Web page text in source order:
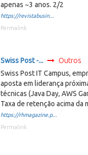
apenas ~3 anos. 2/2
https://revistabusin...
Permalink
Swiss Post -...
Outros
Swiss Post IT Campus,
aposta em liderança
técnicas (Java Day, AWS
Taxa de retenção acima da
https://rhmagazine.p...
Permalink